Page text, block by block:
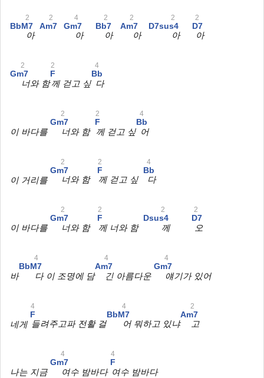
BbM7
2
아
Am7
2
Gm7
4
아
Bb7
2
아
Am7
2
아
D7sus4
2
아
D7
2
아
Gm7
2
너와 함
F
2
께 걷고 싶
Bb
4
다
이 바다를
Gm7
2
너와 함
F
2
께 걷고 싶
Bb
4
어
이 거리를
Gm7
2
너와 함
F
2
께 걷고 싶
Bb
4
다
이 바다를
Gm7
2
너와 함
F
2
께 너와 함
Dsus4
2
께
D7
2
오
바
BbM7
4
다 이 조명에 담
Am7
4
긴 아름다운
Gm7
4
얘기가 있어
네게
F
4
들려주고파 전활 걸
BbM7
4
어 뭐하고 있냐
Am7
2
고
나는 지금
Gm7
4
여수 밤바다
F
4
여수 밤바다